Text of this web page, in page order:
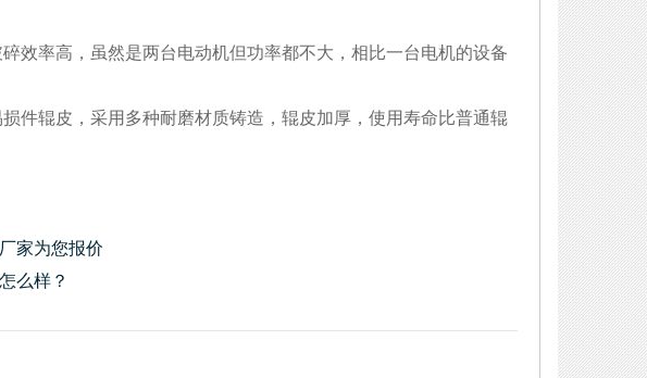
率高，虽然是两台电动机但功率都不大，相比一台电机的设备
辊皮，采用多种耐磨材质铸造，辊皮加厚，使用寿命比普通辊
家为您报价
么样？